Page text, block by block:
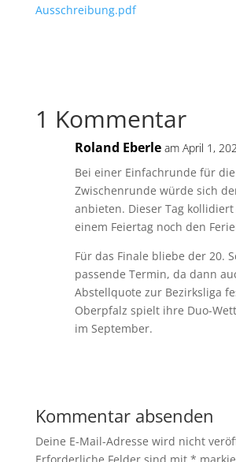
Ausschreibung.pdf
1 Kommentar
Roland Eberle am April 1,
Bei einer Einfachrunde für die
Zwischenrunde würde sich
anbieten. Dieser Tag
einem Feiertag noch den
Für das Finale bliebe der 20.
passende Termin, da dann
Abstellquote zur Bezirksliga
Oberpfalz spielt ihre Duo-
im September.
Kommentar absenden
Deine E-Mail-Adresse wird nicht